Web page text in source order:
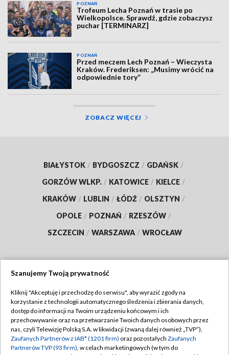
POZNAŃ
Trofeum Lecha Poznań w trasie po
Wielkopolsce. Sprawdź, gdzie zobaczysz
puchar [TERMINARZ]
POZNAŃ
Przed meczem Lech Poznań – Wieczysta
Kraków. Frederiksen: „Musimy wrócić na
odpowiednie tory”
ZOBACZ WIĘCEJ
BIAŁYSTOK / BYDGOSZCZ / GDAŃSK /
GORZÓW WLKP. / KATOWICE / KIELCE /
KRAKÓW / LUBLIN / ŁÓDŹ / OLSZTYN /
OPOLE / POZNAŃ / RZESZÓW /
SZCZECIN / WARSZAWA / WROCŁAW
TVP
Abonament TVP
Emisja w TVP
Regulamin TVP
Polityka prywatności
Szanujemy Twoją prywatność
Kliknij "Akceptuję i przechodzę do serwisu", aby wyrazić zgody na
korzystanie z technologii automatycznego śledzenia i zbierania danych,
dostęp do informacji na Twoim urządzeniu końcowym i ich
przechowywanie oraz na przetwarzanie Twoich danych osobowych przez
nas, czyli Telewizję Polską S.A. w likwidacji (zwaną dalej również „TVP”),
Zaufanych Partnerów z IAB* (1201 firm) oraz pozostałych Zaufanych
Partnerów TVP (93 firm), w celach marketingowych (w tym do